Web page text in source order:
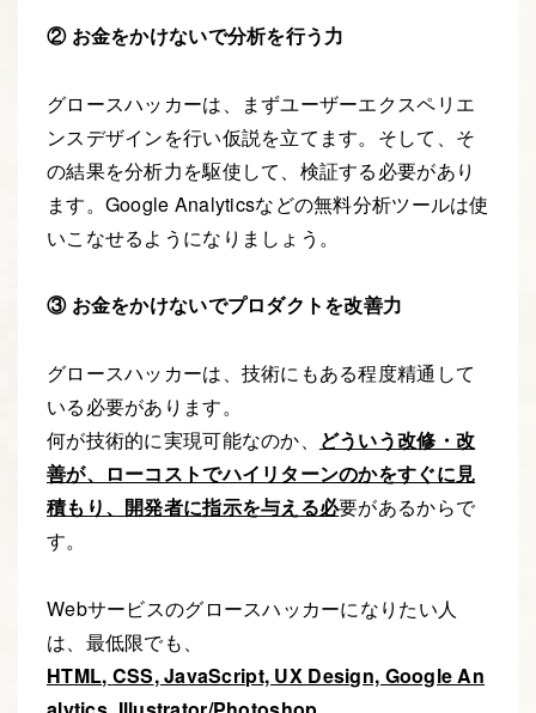
② お金をかけないで分析を行う力
グロースハッカーは、まずユーザーエクスペリエ
ンスデザインを行い仮説を立てます。そして、そ
の結果を分析力を駆使して、検証する必要があり
ます。Google Analyticsなどの無料分析ツールは使
いこなせるようになりましょう。
③ お金をかけないでプロダクトを改善力
グロースハッカーは、技術にもある程度精通して
いる必要があります。
何が技術的に実現可能なのか、 どういう改修・改
善が、ローコストでハイリターンのかをすぐに見
積もり、開発者に指示を与える必要があるからで
す。
Webサービスのグロースハッカーになりたい人
は、最低限でも、
HTML, CSS, JavaScript, UX Design, Google An